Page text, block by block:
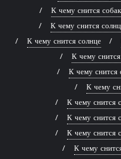
К чему снится
К чему снится
К чему снится солнце
К чему
К чему снится
К чему
К чему снится
К чему снится
К чему снится
К чему